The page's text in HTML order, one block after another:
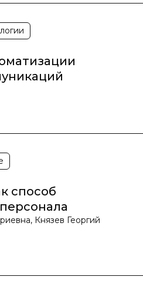
способ
Князев Георгий